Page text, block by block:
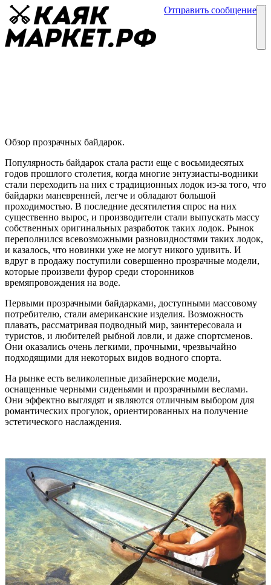
Отправить сообщение
Обзор прозрачных байдарок.
Популярность байдарок стала расти еще с восьмидесятых
годов прошлого столетия, когда многие энтузиасты-водники
стали переходить на них с традиционных лодок из-за того, что
байдарки маневренней, легче и обладают большой
проходимостью. В последние десятилетия спрос на них
существенно вырос, и производители стали выпускать массу
собственных оригинальных разработок таких лодок. Рынок
переполнился всевозможными разновидностями таких лодок,
и казалось, что новинки уже не могут никого удивить. И
вдруг в продажу поступили совершенно прозрачные модели,
которые произвели фурор среди сторонников
времяпровождения на воде.
Первыми прозрачными байдарками, доступными массовому
потребителю, стали американские изделия. Возможность
плавать, рассматривая подводный мир, заинтересовала и
туристов, и любителей рыбной ловли, и даже спортсменов.
Они оказались очень легкими, прочными, чрезвычайно
подходящими для некоторых видов водного спорта.
На рынке есть великолепные дизайнерские модели,
оснащенные черными сиденьями и прозрачными веслами.
Они эффектно выглядят и являются отличным выбором для
романтических прогулок, ориентированных на получение
эстетического наслаждения.